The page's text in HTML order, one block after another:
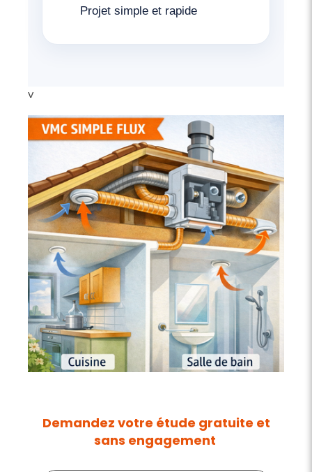
Projet simple et rapide
v
Demandez votre étude gratuite et
sans engagement